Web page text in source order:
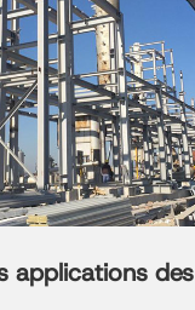
applications